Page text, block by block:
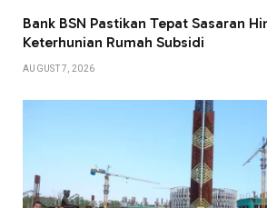
Bank BSN Pastikan Tepat Sasaran
Keterhunian Rumah Subsidi
AUGUST 7, 2026